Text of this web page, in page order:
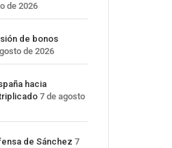
de 2026
de bonos
de 2026
hacia
7 de agosto
de Sánchez 7